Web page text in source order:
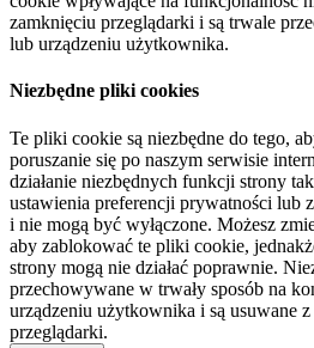
zamknięciu przeglądarki i są trwale
lub urządzeniu użytkownika.
Niezbędne pliki cookies
Te pliki cookie są niezbędne do tego,
poruszanie się po naszym serwisie
działanie niezbędnych funkcji strony
ustawienia preferencji prywatności lub
i nie mogą być wyłączone. Możesz
aby zablokować te pliki cookie,
strony mogą nie działać poprawnie.
przechowywane w trwały sposób na
urządzeniu użytkownika i są usuwane
przeglądarki.